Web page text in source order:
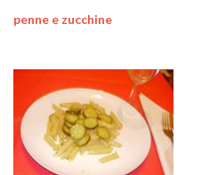
penne e zucchine